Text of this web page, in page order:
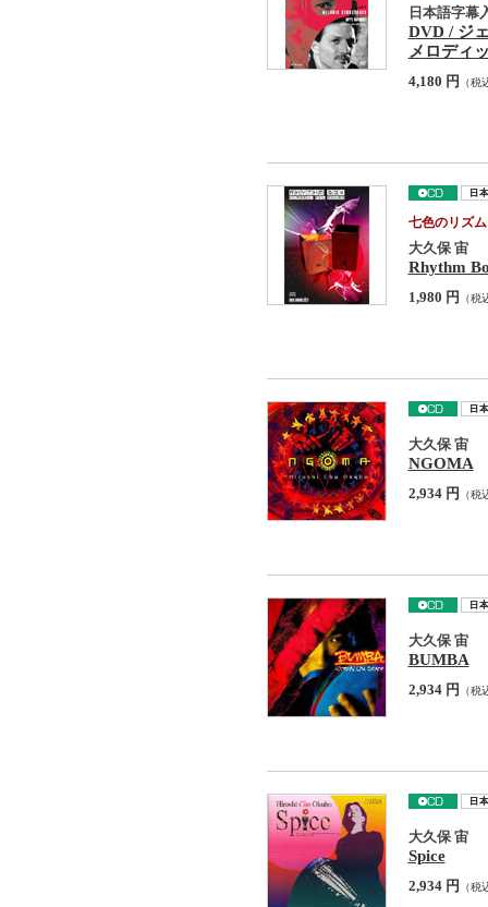
日本語字幕
DVD / ジ
メロディ
4,180 円 （税
七色のリズ
大久保 宙
Rhythm
1,980 円 （税
大久保 宙
NGOMA
2,934 円 （税
大久保 宙
BUMBA
2,934 円 （税
大久保 宙
Spice
2,934 円 （税